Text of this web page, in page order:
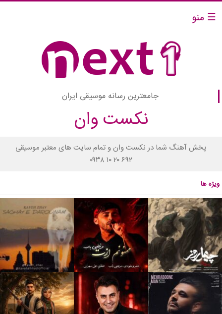
☰ منو
جامعترین رسانه موسیقی ایران
نکست وان
پخش آهنگ شما در نکست وان و تمام سایت های معتبر موسیقی
۰۹۳۸ ۱۰ ۲۰ ۶۹۲
ویژه ها